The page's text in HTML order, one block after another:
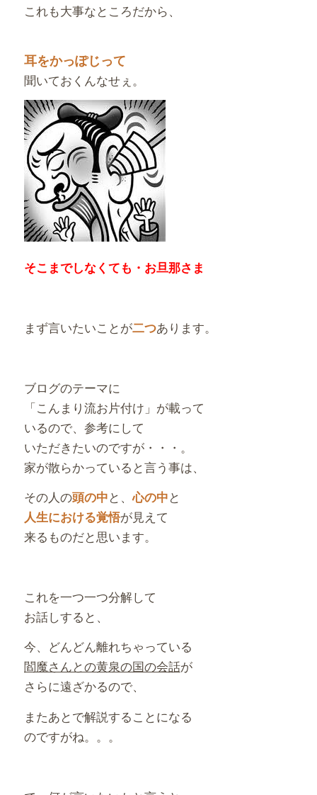
これも大事なところだから、
耳をかっぽじって
聞いておくんなせぇ。
そこまでしなくても・お旦那さま
まず言いたいことが二つあります。
ブログのテーマに
「こんまり流お片付け」が載って
いるので、参考にして
いただきたいのですが・・・。
家が散らかっていると言う事は、
その人の頭の中と、心の中と
人生における覚悟が見えて
来るものだと思います。
これを一つ一つ分解して
お話しすると、
今、どんどん離れちゃっている
閻魔さんとの黄泉の国の会話が
さらに遠ざかるので、
またあとで解説することになる
のですがね。。。